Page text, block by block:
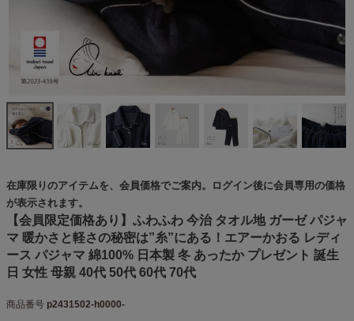
在庫限りのアイテムを、会員価格でご案内。ログイン後に会員専用の価格
が表示されます。
【会員限定価格あり】ふわふわ 今治 タオル地 ガーゼ パジャ
マ 暖かさと軽さの秘密は”糸”にある！エアーかおる レディ
ース パジャマ 綿100% 日本製 冬 あったか プレゼント 誕生
日 女性 母親 40代 50代 60代 70代
商品番号 p2431502-h0000-